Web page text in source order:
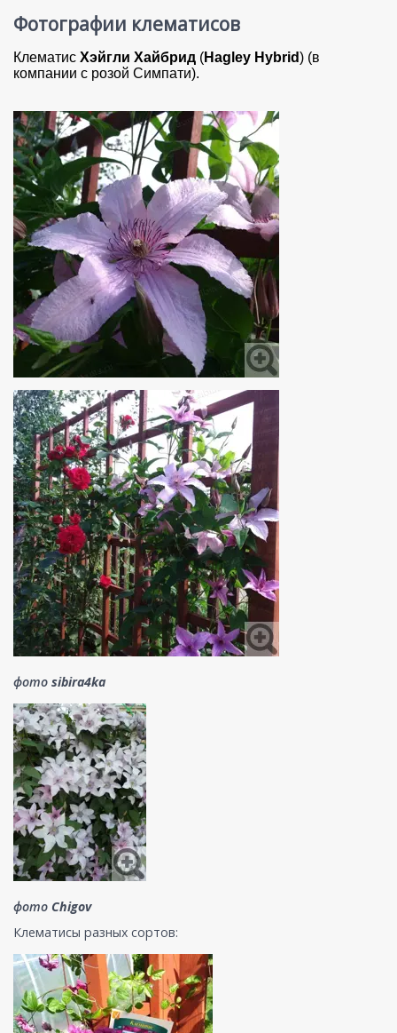
Фотографии клематисов
Клематис Хэйгли Хайбрид (Hagley Hybrid) (в
компании с розой Симпати).
фото sibira4ka
фото Chigov
Клематисы разных сортов: